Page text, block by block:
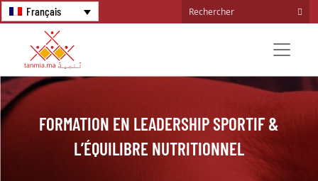
Français
FORMATION EN LEADERSHIP SPORTIF &
L’ÉQUILIBRE NUTRITIONNEL